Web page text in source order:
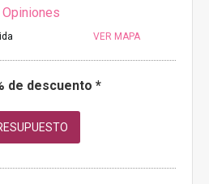
Opiniones
VER MAPA
de descuento *